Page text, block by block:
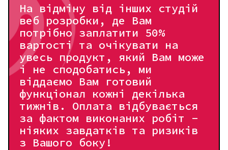
На відміну від інших студій
веб розробки, де Вам
потрібно заплатити 50%
вартості та очікувати на
увесь продукт, який Вам може
і не сподобатись, ми
віддаємо Вам готовий
функціонал кожні декілька
тижнів. Оплата відбувається
за фактом виконаних робіт -
ніяких завдатків та ризиків
з Вашого боку!